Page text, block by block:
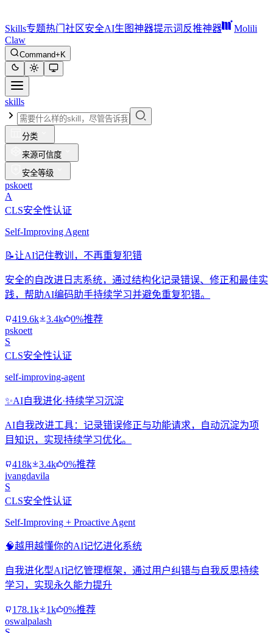
Skills专题热门 社区安全AI生图神器提示词反推神器
Molili
Claw
Command+K
skills
分类
来源可信度
安全等级
pskoett
A
CLS安全性认证
Self-Improving Agent
📝让AI记住教训，不再重复犯错
安全的自改进日志系统，通过结构化记录错误、修正和最佳实
践，帮助AI编码助手持续学习并避免重复犯错。
419.6k 3.4k
0%推荐
pskoett
S
CLS安全性认证
self-improving-agent
✨AI自我进化·持续学习沉淀
AI自我改进工具：记录错误修正与功能请求，自动沉淀为项
目知识，实现持续学习优化。
418k 3.4k
0%推荐
ivangdavila
S
CLS安全性认证
Self-Improving + Proactive Agent
🧠越用越懂你的AI记忆进化系统
自我进化型AI记忆管理框架，通过用户纠错与自我反思持续
学习，实现永久能力提升
178.1k 1k
0%推荐
oswalpalash